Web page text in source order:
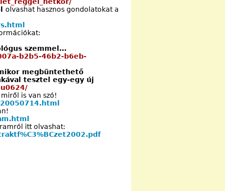
olvashat hasznos gondolatokat a
szemmel...
b2b5-46b2-b6eb-
megbüntethető
tesztel egy-egy új
is van szó!
itt olvashat: